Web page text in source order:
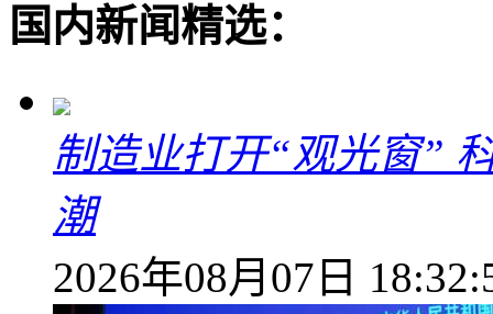
国内新闻精选：
制造业打开“观光窗”
潮
2026年08月07日